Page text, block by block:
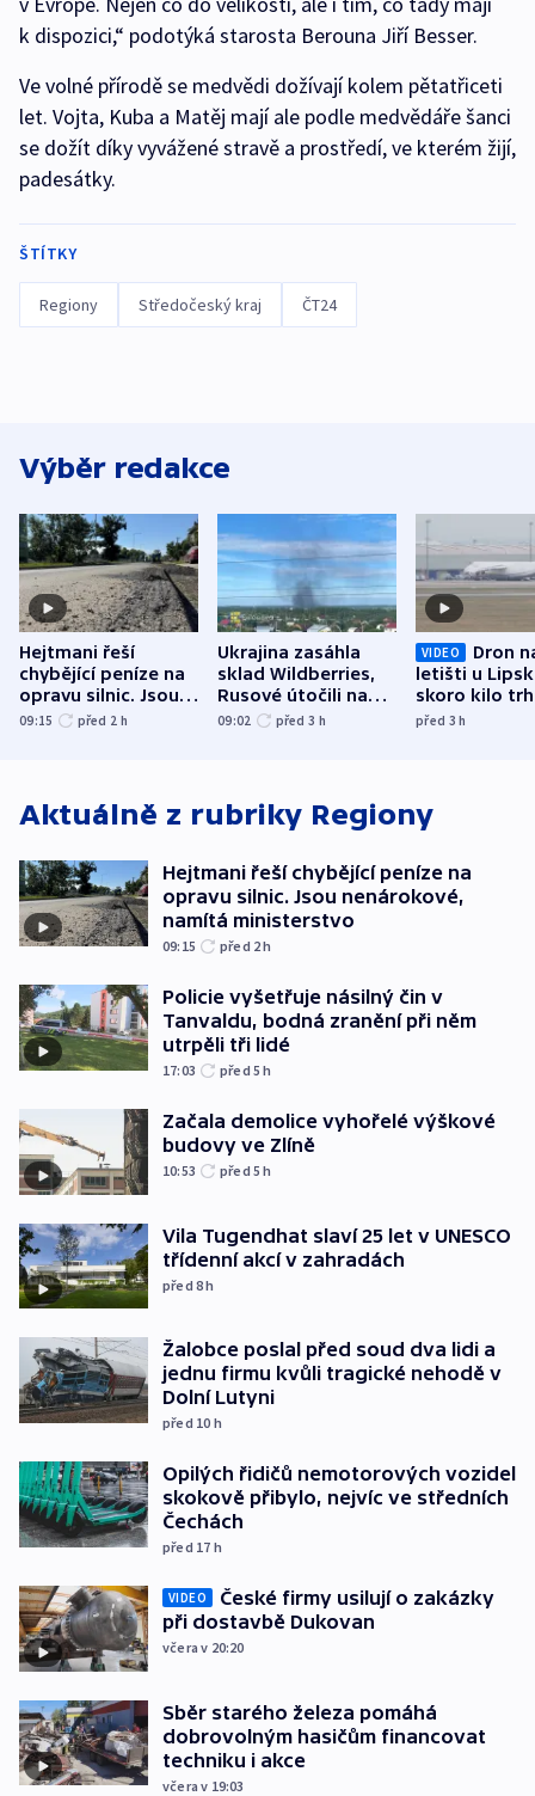
k dispozici,“ podotýká starosta Berouna Jiří Besser.
Ve volné přírodě se medvědi dožívají kolem pětatřiceti
let. Vojta, Kuba a Matěj mají ale podle medvědáře šanci
se dožít díky vyvážené stravě a prostředí, ve kterém žijí,
padesátky.
ŠTÍTKY
Regiony Středočeský kraj ČT24
Výběr redakce
Hejtmani řeší
chybějící peníze na
opravu silnic. Jsou
nenárokové, namítá
09:15 před 2 h
Ukrajina zasáhla
sklad Wildberries,
Rusové útočili na
trh, hasiče či
09:02 před 3 h
VIDEO
Dron
letišti u
skoro kilo
indicie
před 3h
Aktuálně z rubriky Regiony
Hejtmani řeší chybějící peníze na
opravu silnic. Jsou nenárokové,
namítá ministerstvo
09:15 před 2h
Policie vyšetřuje násilný čin v
Tanvaldu, bodná zranění při něm
utrpěli tři lidé
17:03 před 5h
Začala demolice vyhořelé výškové
budovy ve Zlíně
10:53 před 5h
Vila Tugendhat slaví 25 let v UNESCO
třídenní akcí v zahradách
před 8h
Žalobce poslal před soud dva lidi a
jednu firmu kvůli tragické nehodě v
Dolní Lutyni
před 10 h
Opilých řidičů nemotorových vozidel
skokově přibylo, nejvíc ve středních
Čechách
před 17 h
VIDEO
České firmy usilují o zakázky
při dostavbě Dukovan
včera v 20:20
Sběr starého železa pomáhá
dobrovolným hasičům financovat
techniku i akce
včera v 19:03